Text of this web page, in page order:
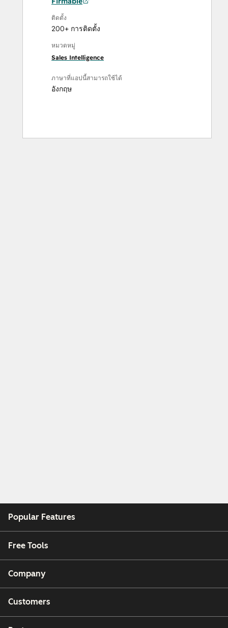
ติดตั้ง
200+ การติดตั้ง
หมวดหมู่
Sales Intelligence
ภาษาที่แอปนี้สามารถใช้ได้
อังกฤษ
Popular Features
Free Tools
Company
Customers